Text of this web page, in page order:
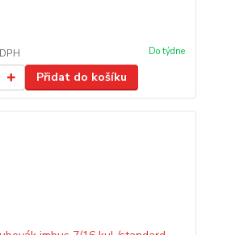
Do týdne
Přidat do košíku